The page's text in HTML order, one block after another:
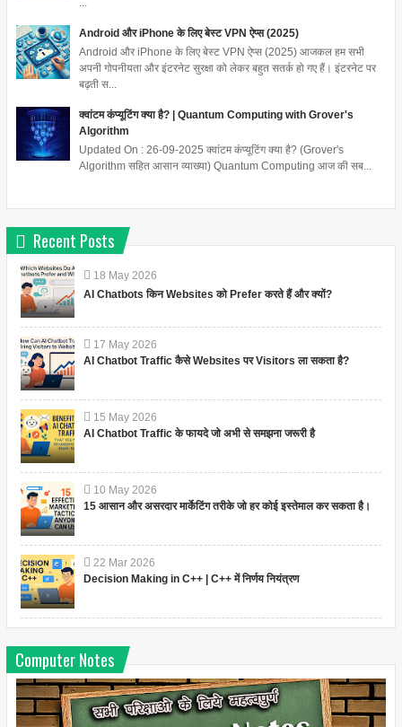
Android और iPhone के लिए बेस्ट VPN ऐप्स (2025)
Android और iPhone के लिए बेस्ट VPN ऐप्स (2025) आजकल हम सभी
अपनी गोपनीयता और इंटरनेट सुरक्षा को लेकर बहुत सतर्क हो गए हैं। इंटरनेट पर
बढ़ती स...
क्वांटम कंप्यूटिंग क्या है? | Quantum Computing with Grover's
Algorithm
Updated On : 26-09-2025 क्वांटम कंप्यूटिंग क्या है? (Grover's
Algorithm सहित आसान व्याख्या) Quantum Computing आज की सब...
Recent Posts
18 May 2026
AI Chatbots किन Websites को Prefer करते हैं और क्यों?
17 May 2026
AI Chatbot Traffic कैसे Websites पर Visitors ला सकता है?
15 May 2026
AI Chatbot Traffic के फायदे जो अभी से समझना जरूरी है
10 May 2026
15 आसान और असरदार मार्केटिंग तरीके जो हर कोई इस्तेमाल कर सकता है।
22 Mar 2026
Decision Making in C++ | C++ में निर्णय नियंत्रण
Computer Notes